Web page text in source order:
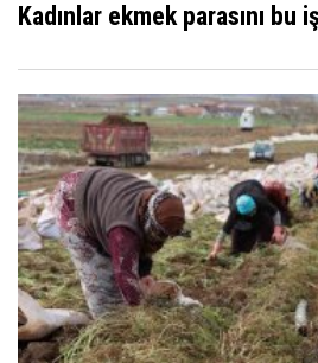
Kadınlar ekmek parasını bu